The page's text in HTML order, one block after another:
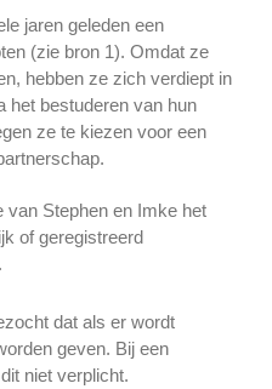
jaren geleden een
(zie bron 1). Omdat ze
hebben ze zich verdiept in
het bestuderen van hun
ze te kiezen voor een
van Stephen en Imke het
of geregistreerd
dat als er wordt
geven. Bij een
niet verplicht.